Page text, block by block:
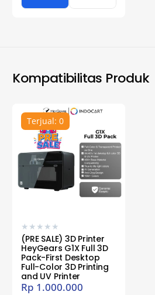
Kompatibilitas Produk
Terjual: 0
★ ★ ★ ★ ★
(PRE SALE) 3D Printer
HeyGears G1X Full 3D
Pack-First Desktop
Full-Color 3D Printing
and UV Printer
Rp 1.000.000